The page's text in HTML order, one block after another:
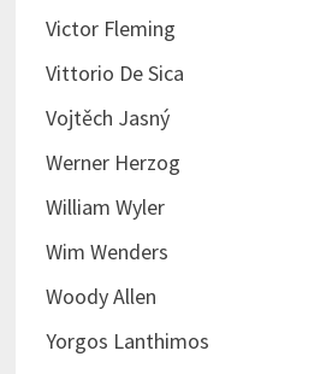
Victor Fleming
Vittorio De Sica
Vojtěch Jasný
Werner Herzog
William Wyler
Wim Wenders
Woody Allen
Yorgos Lanthimos